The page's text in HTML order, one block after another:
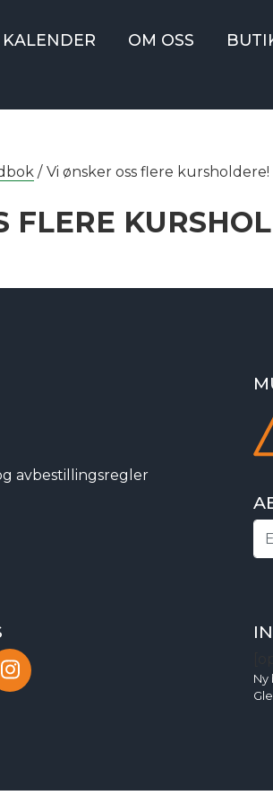
KALENDER OM OSS
/ Vi ønsker oss flere kursholdere!
FLERE
avbestillingsregler
Ny